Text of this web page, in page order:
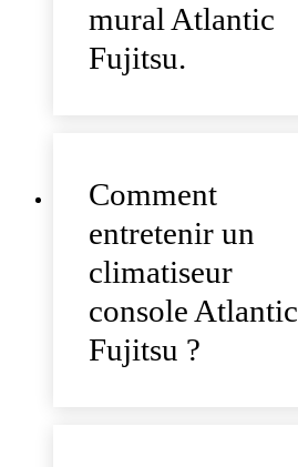
mural Atlantic
Fujitsu.
Comment
entretenir un
climatiseur
console Atlantic
Fujitsu ?